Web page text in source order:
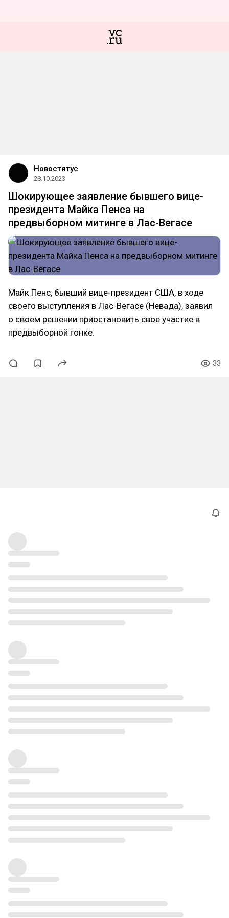
Новостятус
28.10.2023
Шокирующее заявление бывшего вице-
президента Майка Пенса на
предвыборном митинге в Лас-Вегасе
Майк Пенс, бывший вице-президент США, в ходе
своего выступления в Лас-Вегасе (Невада), заявил
о своем решении приостановить свое участие в
предвыборной гонке.
33